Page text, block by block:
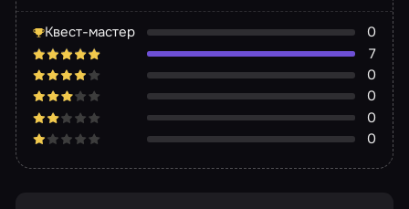
Квест-мастер
0
7
0
0
0
0